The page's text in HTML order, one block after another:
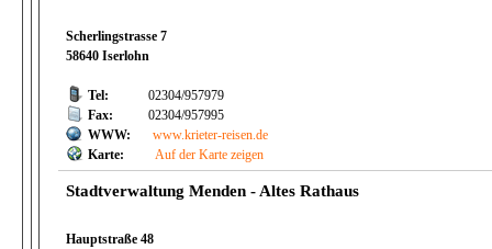
Scherlingstrasse 7
58640 Iserlohn
Tel:
02304/957979
Fax:
02304/957995
WWW:
www.krieter-reisen.de
Karte:
Auf der Karte zeigen
Stadtverwaltung Menden - Altes Rathaus
Hauptstraße 48